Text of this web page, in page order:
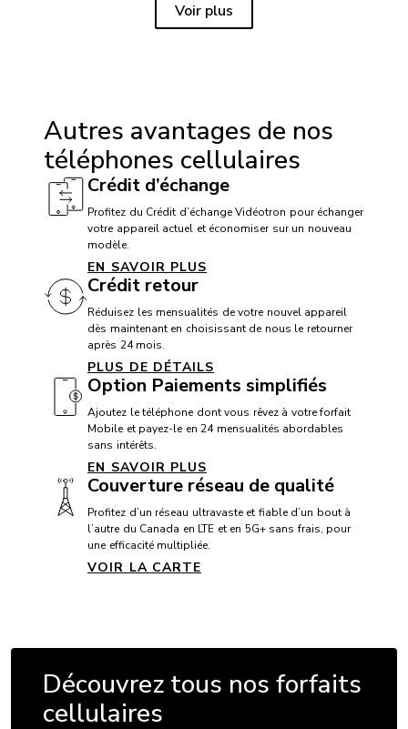
Voir plus
Autres avantages de nos
téléphones cellulaires
Crédit d’échange
Profitez du Crédit d’échange Vidéotron pour échanger
votre appareil actuel et économiser sur un nouveau
modèle.
EN SAVOIR PLUS
Crédit retour
Réduisez les mensualités de votre nouvel appareil
dès maintenant en choisissant de nous le retourner
après 24 mois.
PLUS DE DÉTAILS
Option Paiements simplifiés
Ajoutez le téléphone dont vous rêvez à votre forfait
Mobile et payez-le en 24 mensualités abordables
sans intérêts.
EN SAVOIR PLUS
Couverture réseau de qualité
Profitez d’un réseau ultravaste et fiable d’un bout à
l’autre du Canada en LTE et en 5G+ sans frais, pour
une efficacité multipliée.
VOIR LA CARTE
Découvrez tous nos forfaits
cellulaires